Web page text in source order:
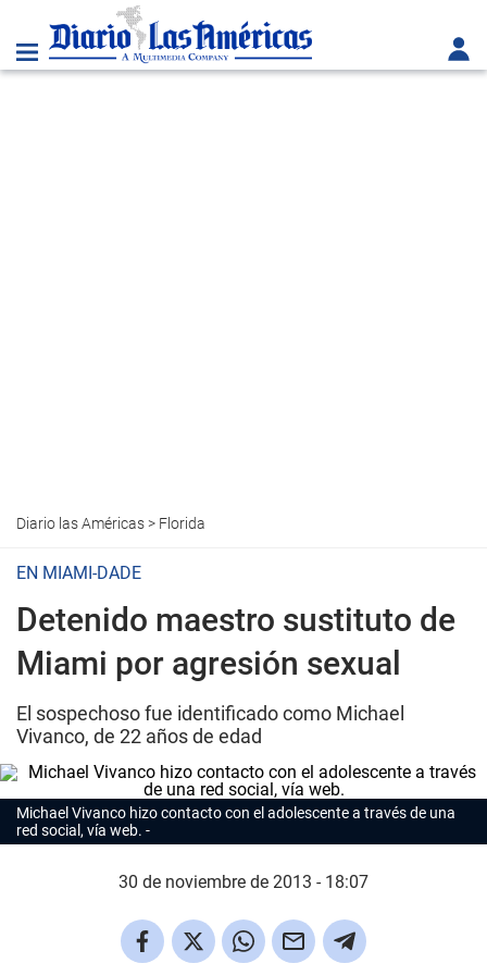
Diario las Américas> Florida
EN MIAMI-DADE
Detenido maestro sustituto de
Miami por agresión sexual
El sospechoso fue identificado como Michael
Vivanco, de 22 años de edad
Michael Vivanco hizo contacto con el adolescente a través de una
red social, vía web.
30 de noviembre de 2013 - 18:07